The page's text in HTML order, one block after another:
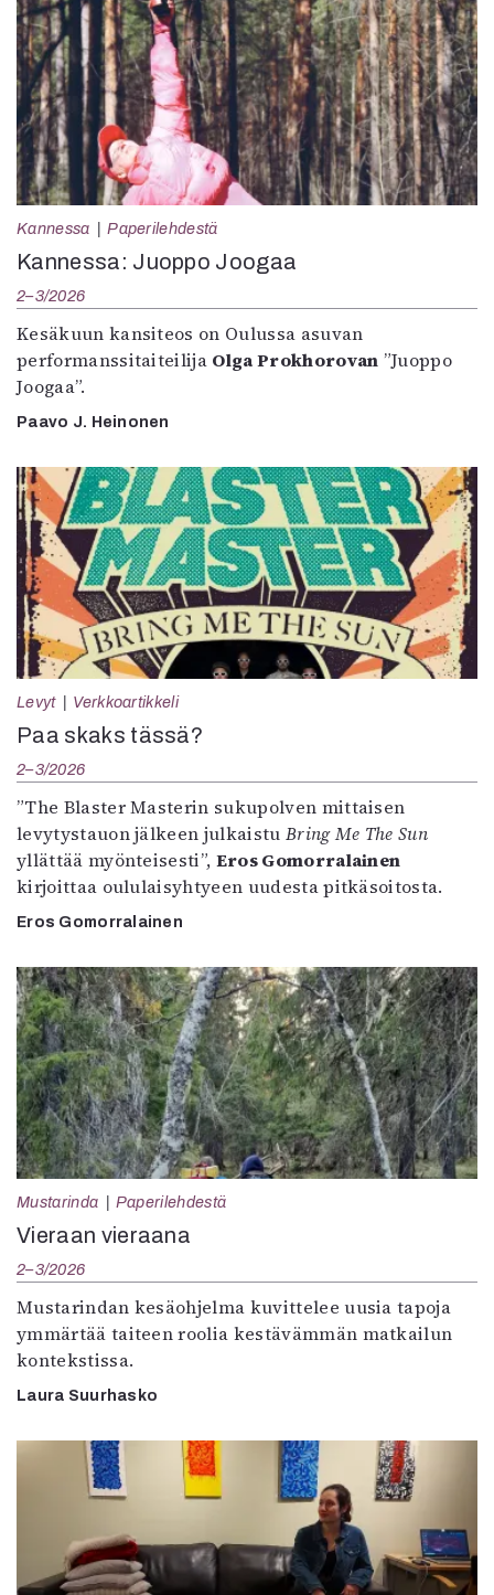
Kannessa Paperilehdestä
Kannessa: Juoppo Joogaa
2–3/2026
Kesäkuun kansiteos on Oulussa asuvan
performanssitaiteilija Olga Prokhorovan ”Juoppo
Joogaa”.
Paavo J. Heinonen
Levyt Verkkoartikkeli
Paa skaks tässä?
2–3/2026
”The Blaster Masterin sukupolven mittaisen
levytystauon jälkeen julkaistu Bring Me The Sun
yllättää myönteisesti”, Eros Gomorralainen
kirjoittaa oululaisyhtyeen uudesta pitkäsoitosta.
Eros Gomorralainen
Mustarinda Paperilehdestä
Vieraan vieraana
2–3/2026
Mustarindan kesäohjelma kuvittelee uusia tapoja
ymmärtää taiteen roolia kestävämmän matkailun
kontekstissa.
Laura Suurhasko